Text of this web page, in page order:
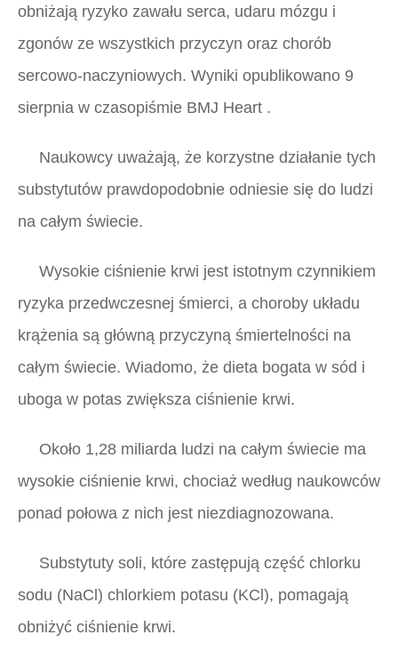
obniżają ryzyko zawału serca, udaru mózgu i
zgonów ze wszystkich przyczyn oraz chorób
sercowo-naczyniowych. Wyniki opublikowano 9
sierpnia w czasopiśmie BMJ Heart .
Naukowcy uważają, że korzystne działanie tych
substytutów prawdopodobnie odniesie się do ludzi
na całym świecie.
Wysokie ciśnienie krwi jest istotnym czynnikiem
ryzyka przedwczesnej śmierci, a choroby układu
krążenia są główną przyczyną śmiertelności na
całym świecie. Wiadomo, że dieta bogata w sód i
uboga w potas zwiększa ciśnienie krwi.
Około 1,28 miliarda ludzi na całym świecie ma
wysokie ciśnienie krwi, chociaż według naukowców
ponad połowa z nich jest niezdiagnozowana.
Substytuty soli, które zastępują część chlorku
sodu (NaCl) chlorkiem potasu (KCl), pomagają
obniżyć ciśnienie krwi.